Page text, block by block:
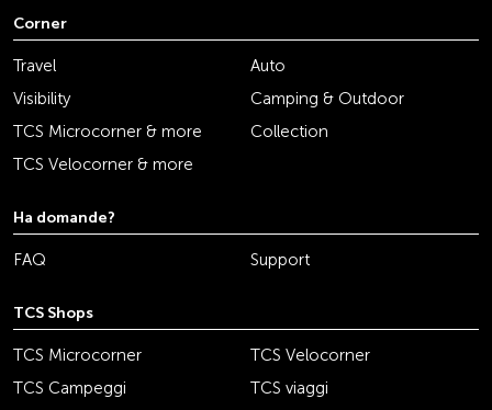
Corner
Travel
Auto
Visibility
Camping & Outdoor
TCS Microcorner & more
Collection
TCS Velocorner & more
Ha domande?
FAQ Support
TCS Shops
TCS Microcorner
TCS Velocorner
TCS Campeggi
TCS viaggi